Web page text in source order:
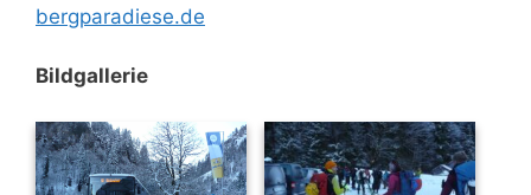
bergparadiese.de
Bildgallerie